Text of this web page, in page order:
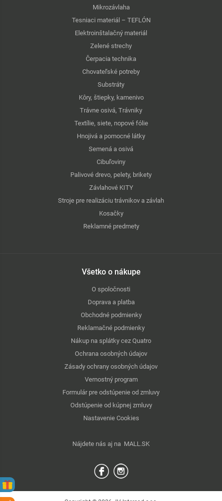
Mikrozávlaha
Tesniaci materiál – TEFLÓN
Elektroinštalačný materiál
Zelené strechy
Čerpacia technika
Chovateľské potreby
Substráty
Kôry, štiepky, kamenivo
Trávne osivá, Trávniky
Textílie, siete, nopové fólie
Hnojivá a pomocné látky
Semená a osivá
Cibuľoviny
Palivové drevo, pelety, brikety
Závlahové KITY
Stroje pre realizáciu trávnikov a závlah
Kosačky
Reklamné predmety
Všetko o nákupe
O spoločnosti
Doprava a platba
Obchodné podmienky
Reklamačné podmienky
Nákup na splátky cez Quatro
Ochrana osobných údajov
Zásady ochrany osobných údajov
Vernostný program
Formulár pre odstúpenie od zmluvy
Odstúpenie od kúpnej zmluvy
Nastavenie Cookies
Nájdete nás aj na MALL.SK